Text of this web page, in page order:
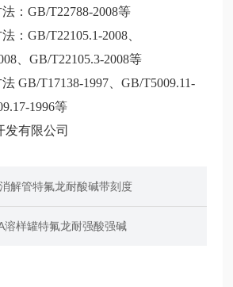
：GB/T22788-2008等
：GB/T22105.1-2008、
、GB/T22105.3-2008等
GB/T17138-1997、GB/T5009.11-
1996等
发有限公司
解管特氟龙耐酸碱带刻度
溶样罐特氟龙耐强酸强碱